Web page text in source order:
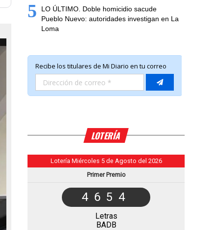
5
LO ÚLTIMO. Doble homicidio sacude
Pueblo Nuevo: autoridades investigan en La
Loma
LOTERÍA
Lotería Miércoles 5 de Agosto del 2026
Primer Premio
4654
Letras
BADB